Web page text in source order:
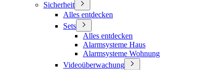
Sicherheit
Alles entdecken
Sets
Alles entdecken
Alarmsysteme Haus
Alarmsysteme Wohnung
Videoüberwachung